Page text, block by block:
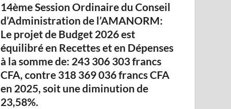
14ème Session Ordinaire du Conseil
d’Administration de l’AMANORM:
Le projet de Budget 2026 est
équilibré en Recettes et en Dépenses
à la somme de: 243 306 303 francs
CFA, contre 318 369 036 francs CFA
en 2025, soit une diminution de
23,58%.